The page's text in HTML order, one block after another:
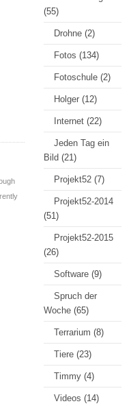
(55)
Drohne (2)
Fotos (134)
Fotoschule (2)
Holger (12)
Internet (22)
Jeden Tag ein
Bild (21)
Projekt52 (7)
Projekt52-2014
(51)
Projekt52-2015
(26)
Software (9)
Spruch der
Woche (65)
Terrarium (8)
Tiere (23)
Timmy (4)
Videos (14)